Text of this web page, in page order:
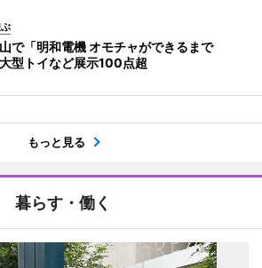
で「明和電機 オモチャができるまで
型トイなど展示100点超
もっと見る
暮らす・働く